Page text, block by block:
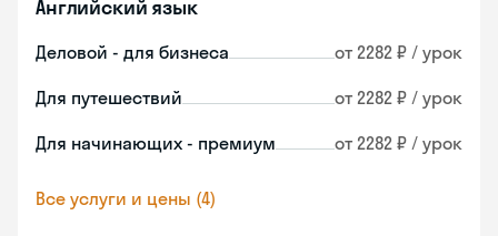
Английский язык
Деловой - для бизнеса от 2282 ₽ / урок
Для путешествий от 2282 ₽ / урок
Для начинающих - премиум от 2282 ₽ / урок
Все услуги и цены (4)